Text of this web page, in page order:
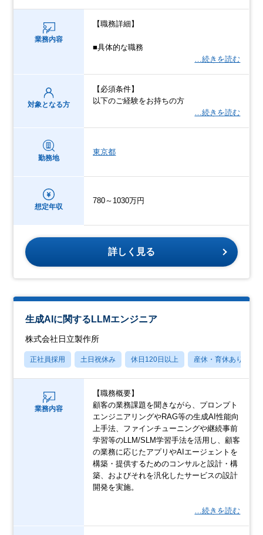
業務内容
【職務詳細】
■具体的な職務
…続きを読む
対象となる方
【必須条件】
以下のご経験をお持ちの方
…続きを読む
勤務地
東京都
想定年収
780～1030万円
詳しく見る
生成AIに関するLLMエンジニア
株式会社日立製作所
正社員採用 土日祝休み 休日120日以上 産休・育休あり
業務内容
【職務概要】
顧客の業務課題を聞きながら、プロンプト
エンジニアリングやRAG等の生成AI性能向
上手法、ファインチューニングや継続事前
学習等のLLM/SLM学習手法を活用し、顧客
の業務に応じたアプリやAIエージェントを
構築・提供するためのコンサルと設計・構
築、およびそれを汎化したサービスの設計
開発を実施。
…続きを読む